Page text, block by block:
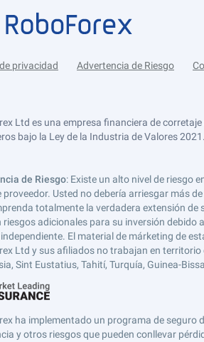
privacidad Advertencia de Riesgo
Ltd es una empresa financiera de
bajo la Ley de la Industria de Valores
de Riesgo: Existe un alto nivel de riesgo
proveedor. Usted no debería arriesgar más
totalmente la verdadera extensión de
riesgos adicionales para su inversión debido
El material de márketing de
Ltd y sus afiliados no trabajan en territorio
Sint Eustatius, Tahití, Turquía, Guinea-
ha implementado un programa de seguro
y otros riesgos que pueden conllevar